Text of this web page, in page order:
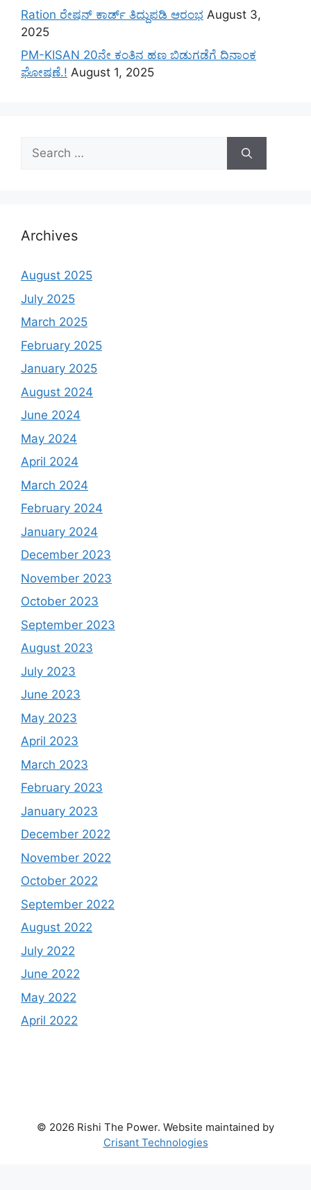
Ration ರೇಷನ್ ಕಾರ್ಡ್ ತಿದ್ದುಪಡಿ ಆರಂಭ August 3,
2025
PM-KISAN 20ನೇ ಕಂತಿನ ಹಣ ಬಿಡುಗಡೆಗೆ ದಿನಾಂಕ
ಘೋಷಣೆ.! August 1, 2025
Search
for:
Archives
August 2025
July 2025
March 2025
February 2025
January 2025
August 2024
June 2024
May 2024
April 2024
March 2024
February 2024
January 2024
December 2023
November 2023
October 2023
September 2023
August 2023
July 2023
June 2023
May 2023
April 2023
March 2023
February 2023
January 2023
December 2022
November 2022
October 2022
September 2022
August 2022
July 2022
June 2022
May 2022
April 2022
© 2026 Rishi The Power. Website maintained by
Crisant Technologies